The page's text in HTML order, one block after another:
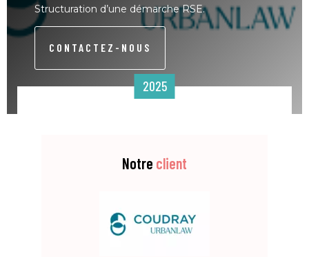
Structuration d’une démarche RSE.
CONTACTEZ-NOUS
2025
Notre client